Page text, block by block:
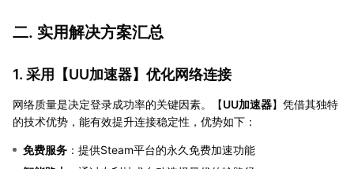
二. 实用解决方案汇总
1. 采用【UU加速器】优化网络连接
网络质量是决定登录成功率的关键因素。【UU加速器】凭借其独特
的技术优势，能有效提升连接稳定性，优势如下：
免费服务 ：提供Steam平台的永久免费加速功能